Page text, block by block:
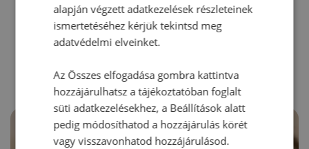
RECEPTAJÁNLÓ
alapján végzett adatkezelések részleteinek
ismertetéséhez kérjük tekintsd meg
adatvédelmi elveinket.
Az Összes elfogadása gombra kattintva
hozzájárulhatsz a tájékoztatóban foglalt
süti adatkezelésekhez, a Beállítások alatt
pedig módosíthatod a hozzájárulás körét
vagy visszavonhatod hozzájárulásod.